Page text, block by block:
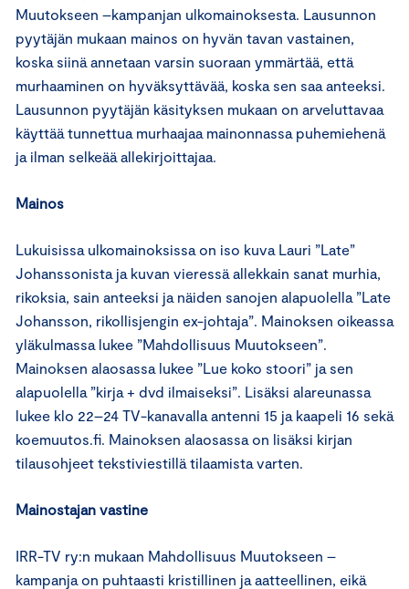
Muutokseen –kampanjan ulkomainoksesta. Lausunnon
pyytäjän mukaan mainos on hyvän tavan vastainen,
koska siinä annetaan varsin suoraan ymmärtää, että
murhaaminen on hyväksyttävää, koska sen saa anteeksi.
Lausunnon pyytäjän käsityksen mukaan on arveluttavaa
käyttää tunnettua murhaajaa mainonnassa puhemiehenä
ja ilman selkeää allekirjoittajaa.
Mainos
Lukuisissa ulkomainoksissa on iso kuva Lauri ”Late”
Johanssonista ja kuvan vieressä allekkain sanat murhia,
rikoksia, sain anteeksi ja näiden sanojen alapuolella ”Late
Johansson, rikollisjengin ex-johtaja”. Mainoksen oikeassa
yläkulmassa lukee ”Mahdollisuus Muutokseen”.
Mainoksen alaosassa lukee ”Lue koko stoori” ja sen
alapuolella ”kirja + dvd ilmaiseksi”. Lisäksi alareunassa
lukee klo 22–24 TV-kanavalla antenni 15 ja kaapeli 16 sekä
koemuutos.fi. Mainoksen alaosassa on lisäksi kirjan
tilausohjeet tekstiviestillä tilaamista varten.
Mainostajan vastine
IRR-TV ry:n mukaan Mahdollisuus Muutokseen –
kampanja on puhtaasti kristillinen ja aatteellinen, eikä